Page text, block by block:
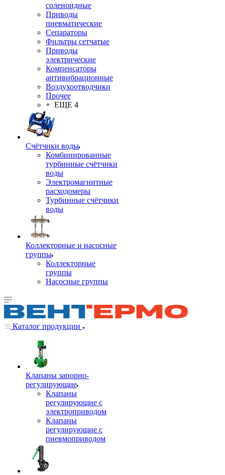
соленоидные
Приводы
пневматические
Сепараторы
Фильтры сетчатые
Приводы
электрические
Компенсаторы
антивибрационные
Воздухоотводчики
Прочее
+ ЕЩЕ 4
Счётчики воды
Комбинированные
турбинные счётчики
воды
Электромагнитные
расходомеры
Турбинные счётчики
воды
Коллекторные и насосные
группы
Коллекторные
группы
Насосные группы
Каталог продукции
Клапаны запорно-
регулирующие
Клапаны
регулирующие с
электроприводом
Клапаны
регулирующие с
пневмоприводом